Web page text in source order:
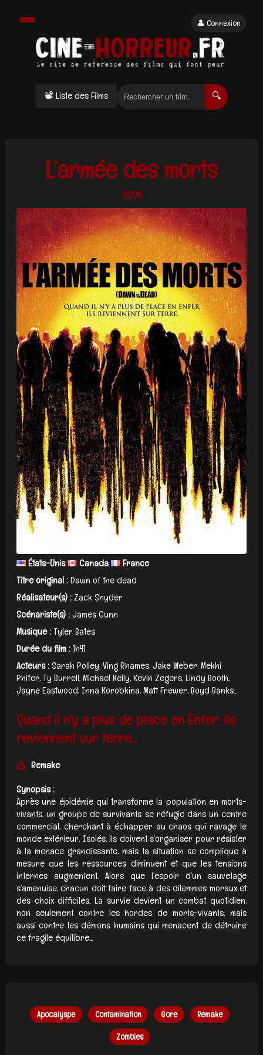
📽 Liste des Films 🔍
👤 Connexion
L’armée des morts
2004
États-Unis Canada
France
Titre original :Dawn of the dead
Réalisateur(s) :Zack Snyder
Scénariste(s) :James Gunn
Musique :Tyler Bates
Durée du film :1h41
Acteurs :Sarah Polley, Ving Rhames, Jake Weber, Mekhi
Phifer, Ty Burrell, Michael Kelly, Kevin Zegers, Lindy Booth,
Jayne Eastwood, Inna Korobkina, Matt Frewer, Boyd Banks...
Quand il n'y a plus de place en Enfer, ils
reviennent sur terre...
Remake
Synopsis :
Après une épidémie qui transforme la population en morts-
vivants, un groupe de survivants se réfugie dans un centre
commercial, cherchant à échapper au chaos qui ravage le
monde extérieur. Isolés, ils doivent s’organiser pour résister
à la menace grandissante, mais la situation se complique à
mesure que les ressources diminuent et que les tensions
internes augmentent. Alors que l’espoir d’un sauvetage
s’amenuise, chacun doit faire face à des dilemmes moraux et
des choix difficiles. La survie devient un combat quotidien,
non seulement contre les hordes de morts-vivants, mais
aussi contre les démons humains qui menacent de détruire
ce fragile équilibre...
Apocalyspe Contamination Gore Remake
Zombies